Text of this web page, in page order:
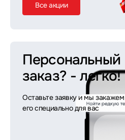
Все акции
Персональный
заказ? - легко!
Оставьте заявку и мы закажем
его специально для вас